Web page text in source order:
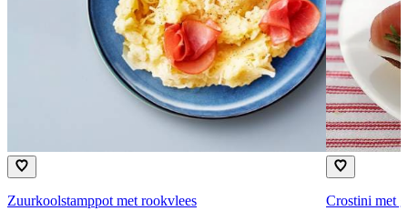
Zuurkoolstamppot met rookvlees
Crostini met